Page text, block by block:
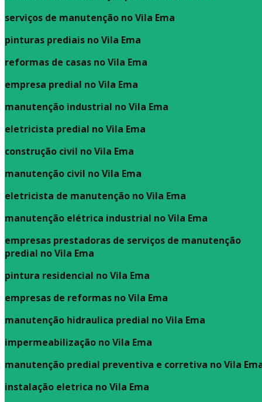
serviços de manutenção no Vila Ema
pinturas prediais no Vila Ema
reformas de casas no Vila Ema
empresa predial no Vila Ema
manutenção industrial no Vila Ema
eletricista predial no Vila Ema
construção civil no Vila Ema
manutenção civil no Vila Ema
eletricista de manutenção no Vila Ema
manutenção elétrica industrial no Vila Ema
empresas prestadoras de serviços de manutenção
predial no Vila Ema
pintura residencial no Vila Ema
empresas de reformas no Vila Ema
manutenção hidraulica predial no Vila Ema
impermeabilização no Vila Ema
manutenção predial preventiva e corretiva no Vila
instalação eletrica no Vila Ema